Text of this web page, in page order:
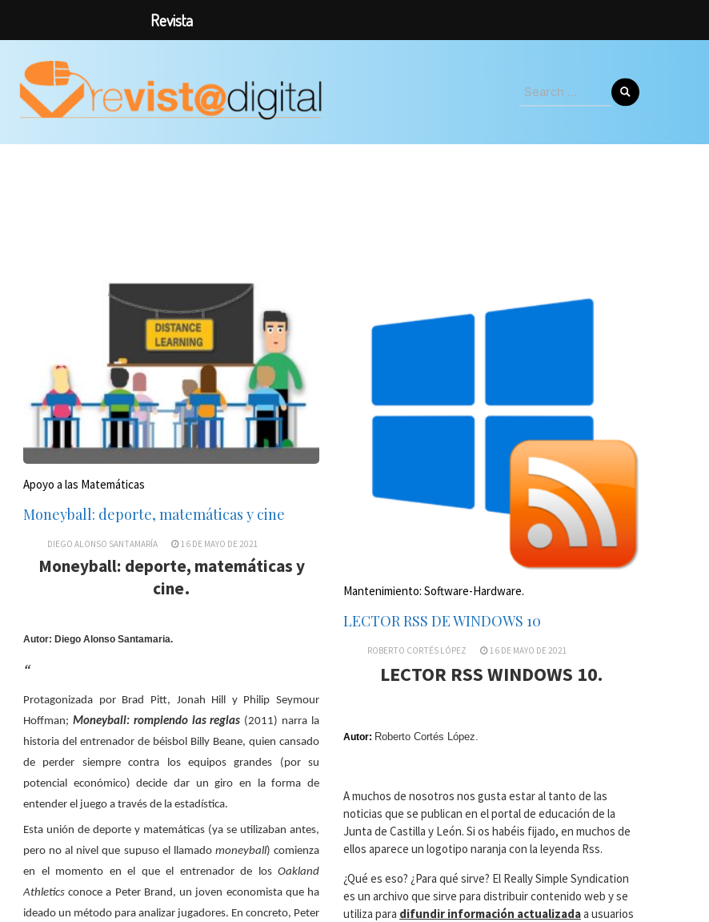
Search
for:
Apoyo a las Matemáticas
Moneyball: deporte, matemáticas y cine
DIEGO ALONSO SANTAMARÍA 16 DE MAYO DE 2021
Moneyball: deporte, matemáticas y
cine.
Autor: Diego Alonso Santamaria.
“
Protagonizada por Brad Pitt, Jonah Hill y Philip Seymour
Hoffman; Moneyball: rompiendo las reglas (2011) narra la
historia del entrenador de béisbol Billy Beane, quien cansado
de perder siempre contra los equipos grandes (por su
potencial económico) decide dar un giro en la forma de
entender el juego a través de la estadística.
Esta unión de deporte y matemáticas (ya se utilizaban antes,
pero no al nivel que supuso el llamado moneyball) comienza
en el momento en el que el entrenador de los Oakland
Athletics conoce a Peter Brand, un joven economista que ha
ideado un método para analizar jugadores. En concreto, Peter
Mantenimiento: Software-Hardware.
LECTOR RSS DE WINDOWS 10
ROBERTO CORTÉS LÓPEZ 16 DE MAYO DE 2021
LECTOR RSS WINDOWS 10.
Autor: Roberto Cortés López.
A muchos de nosotros nos gusta estar al tanto de las
noticias que se publican en el portal de educación de la
Junta de Castilla y León. Si os habéis fijado, en muchos de
ellos aparece un logotipo naranja con la leyenda Rss.
¿Qué es eso? ¿Para qué sirve? El Really Simple Syndication
es un archivo que sirve para distribuir contenido web y se
utiliza para difundir información actualizadaa usuarios
Revista